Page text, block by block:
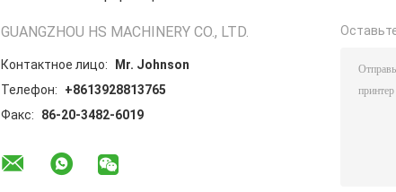
GUANGZHOU HS MACHINERY CO., LTD.
Контактное лицо:
Mr. Johnson
Телефон:
+8613928813765
Факс:
86-20-3482-6019